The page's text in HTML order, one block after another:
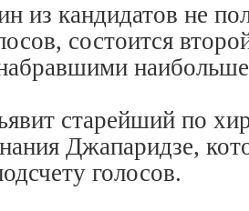
из кандидатов не
состоится
старейший по
Джапаридзе,
голосов.